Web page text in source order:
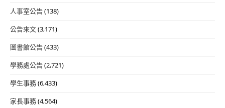
人事室公告(138)
公告來文(3,171)
圖書館公告(433)
學務處公告(2,721)
學生事務(6,433)
家長事務(4,564)